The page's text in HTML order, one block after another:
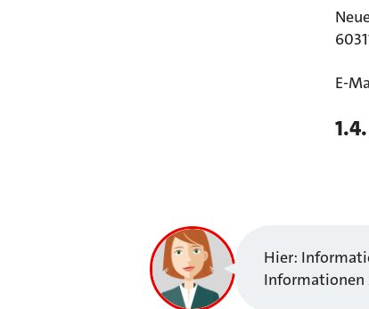
E-
Hier:
Informationen